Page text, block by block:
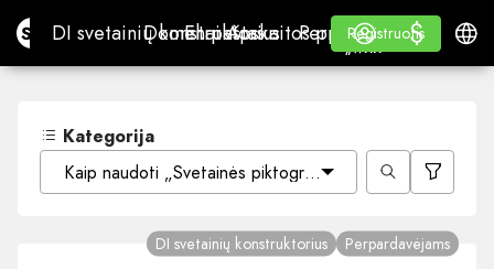
Site.proDI svetainių konstruktorius
DI svetainių konstruktorius
Domenai
DomenaiEl. paštas
El. paštasApskaitos programa
Apskaitos programa
Perpardavėjams
„WHITE LABEL“
Mokymasis
Mokymasis
Registruotis
Registruotis
Prisijungti
$
$
Kategorija
Kaip naudoti „Svetainės piktogramą“?
DI svetainių konstruktorius Perpardavėjams